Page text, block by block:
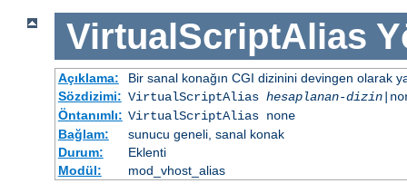
VirtualScriptAlias
Açıklama:
Bir sanal konağın CGI dizinini devingen olarak
Sözdizimi: VirtualScriptAlias hesaplanan-dizin
Öntanımlı: VirtualScriptAlias none
Bağlam:
sunucu geneli, sanal konak
Durum:
Eklenti
Modül:
mod_vhost_alias